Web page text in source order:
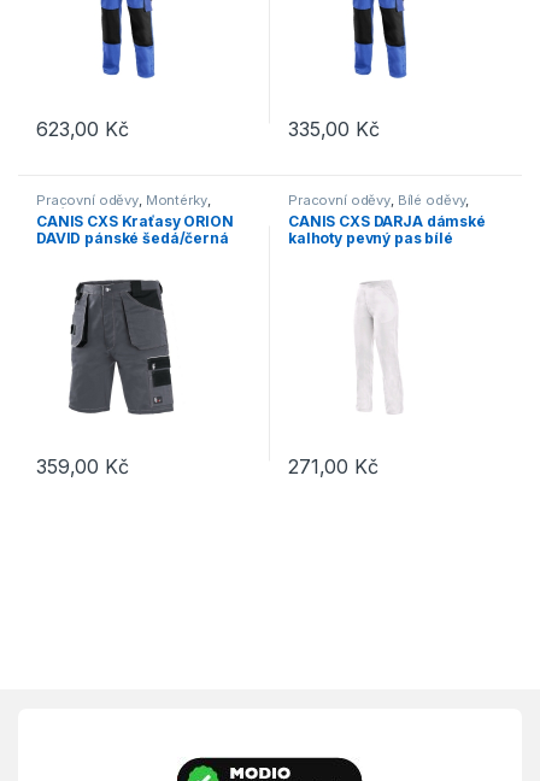
623,00 Kč
Tento produkt má více variant. Možnosti lze vybrat na stránce
335,00 Kč
Tento produkt má více
Pracovní oděvy Montérky,
Kraťasy
CANIS CXS Kraťasy ORION
DAVID pánské šedá/černá
359,00 Kč
Tento produkt má více variant. Možnosti lze vybrat na stránce
Pracovní oděvy Bílé oděvy,
Kalhoty
CANIS CXS DARJA dámské
kalhoty pevný pas bílé
271,00 Kč
Tento produkt má více